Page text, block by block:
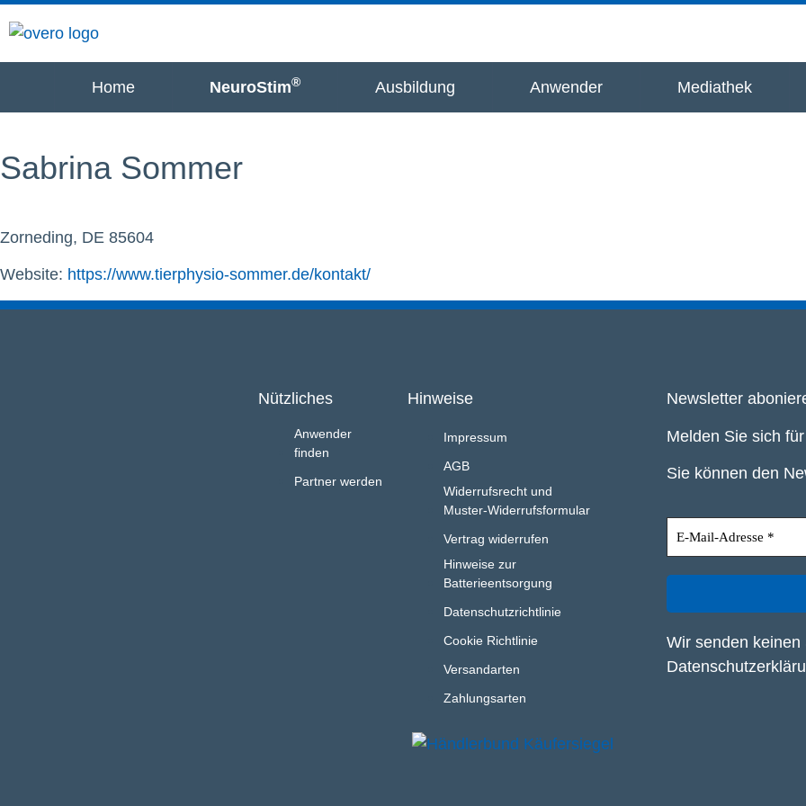
Home NeuroStim® Ausbildung Anwender Mediathek
Sabrina Sommer
Zorneding, DE 85604
Website: https://www.tierphysio-sommer.de/kontakt/
Nützliches
Anwender
finden
Partner werden
Hinweise
Impressum
AGB
Widerrufsrecht und
Muster-Widerrufsformular
Vertrag widerrufen
Hinweise zur
Batterieentsorgung
Datenschutzrichtlinie
Cookie Richtlinie
Versandarten
Zahlungsarten
Newsletter
Melden Sie sich
Sie können den
Wir senden